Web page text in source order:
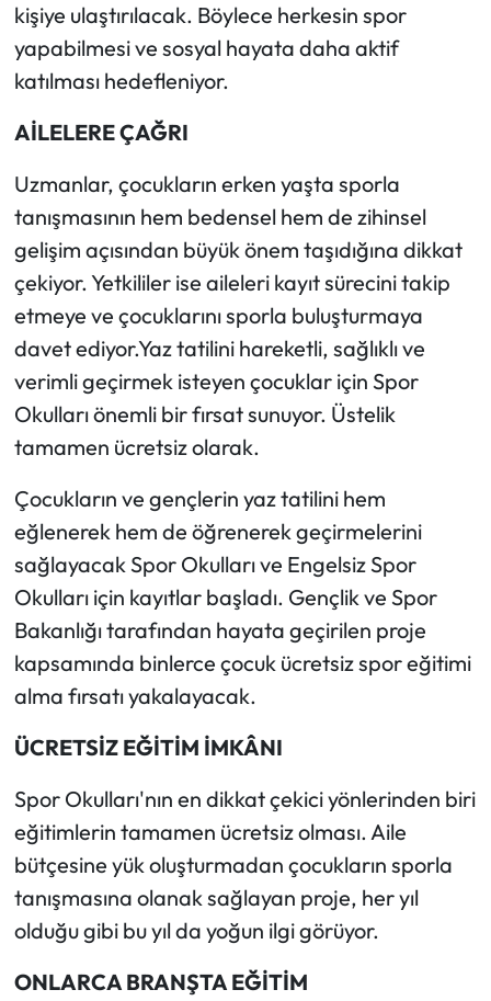
kişiye ulaştırılacak. Böylece herkesin spor
yapabilmesi ve sosyal hayata daha aktif
katılması hedefleniyor.
AİLELERE ÇAĞRI
Uzmanlar, çocukların erken yaşta sporla
tanışmasının hem bedensel hem de zihinsel
gelişim açısından büyük önem taşıdığına dikkat
çekiyor. Yetkililer ise aileleri kayıt sürecini takip
etmeye ve çocuklarını sporla buluşturmaya
davet ediyor.Yaz tatilini hareketli, sağlıklı ve
verimli geçirmek isteyen çocuklar için Spor
Okulları önemli bir fırsat sunuyor. Üstelik
tamamen ücretsiz olarak.
Çocukların ve gençlerin yaz tatilini hem
eğlenerek hem de öğrenerek geçirmelerini
sağlayacak Spor Okulları ve Engelsiz Spor
Okulları için kayıtlar başladı. Gençlik ve Spor
Bakanlığı tarafından hayata geçirilen proje
kapsamında binlerce çocuk ücretsiz spor eğitimi
alma fırsatı yakalayacak.
ÜCRETSİZ EĞİTİM İMKÂNI
Spor Okulları'nın en dikkat çekici yönlerinden biri
eğitimlerin tamamen ücretsiz olması. Aile
bütçesine yük oluşturmadan çocukların sporla
tanışmasına olanak sağlayan proje, her yıl
olduğu gibi bu yıl da yoğun ilgi görüyor.
ONLARCA BRANŞTA EĞİTİM
Yerel Haberler